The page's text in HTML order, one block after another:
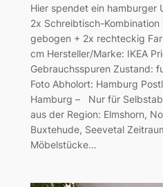
Hier spendet ein
2x Schreibtisch-
gebogen + 2x rechteckig
cm Hersteller/Marke: IKEA
Gebrauchsspuren Zustand:
Foto Abholort: Hamburg
Hamburg – Nur für
aus der Region: Elmshorn,
Buxtehude, Seevetal
Möbelstücke…